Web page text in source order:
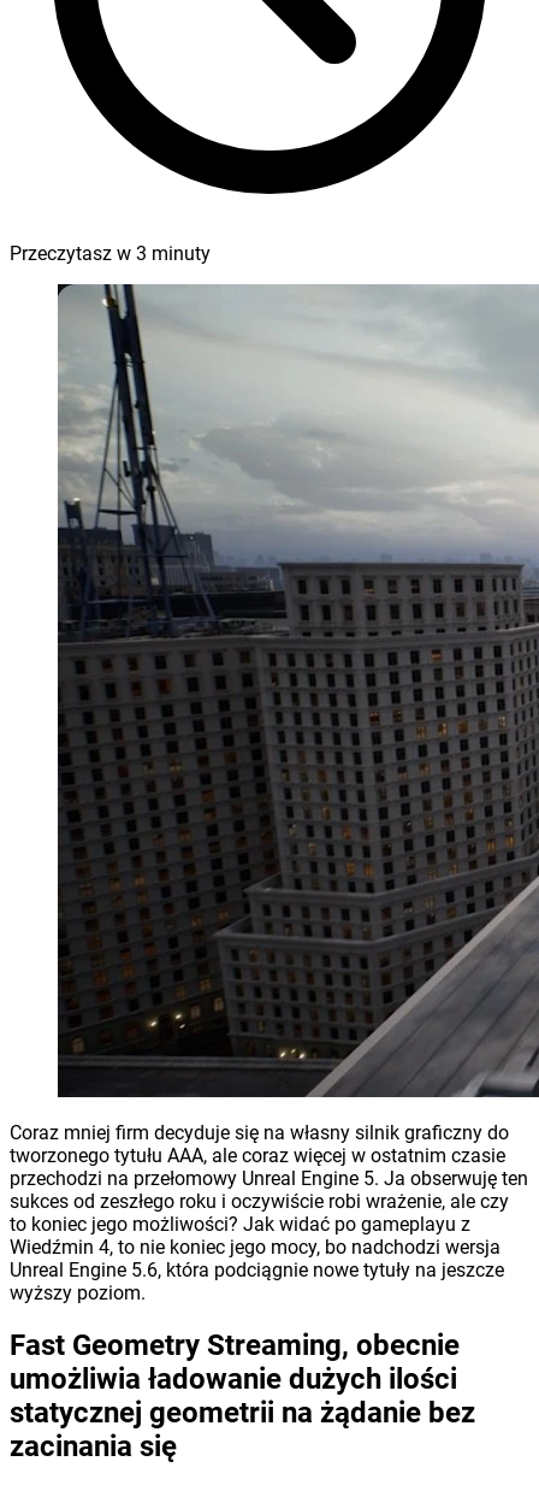
Przeczytasz w 3 minuty
Coraz mniej firm decyduje się na własny silnik graficzny do
tworzonego tytułu AAA, ale coraz więcej w ostatnim czasie
przechodzi na przełomowy Unreal Engine 5. Ja obserwuję ten
sukces od zeszłego roku i oczywiście robi wrażenie, ale czy
to koniec jego możliwości? Jak widać po gameplayu z
Wiedźmin 4, to nie koniec jego mocy, bo nadchodzi wersja
Unreal Engine 5.6, która podciągnie nowe tytuły na jeszcze
wyższy poziom.
Fast Geometry Streaming, obecnie
umożliwia ładowanie dużych ilości
statycznej geometrii na żądanie bez
zacinania się